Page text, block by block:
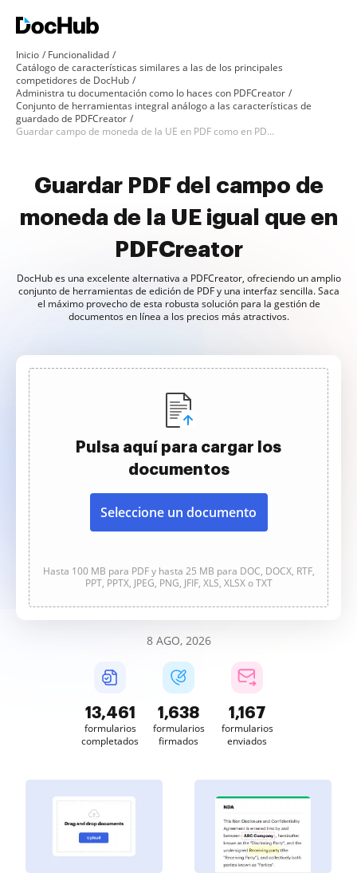
Inicio
Funcionalidad
Catálogo de características similares a las de los principales
competidores de DocHub
Administra tu documentación como lo haces con PDFCreator
Conjunto de herramientas integral análogo a las características de
guardado de PDFCreator
Guardar campo de moneda de la UE en PDF como en PDFCreator
Guardar PDF del campo de
moneda de la UE igual que en
PDFCreator
DocHub es una excelente alternativa a PDFCreator, ofreciendo un amplio
conjunto de herramientas de edición de PDF y una interfaz sencilla. Saca
el máximo provecho de esta robusta solución para la gestión de
documentos en línea a los precios más atractivos.
Pulsa aquí para cargar los
documentos
Seleccione un documento
Hasta 100 MB para PDF y hasta 25 MB para DOC, DOCX, RTF,
PPT, PPTX, JPEG, PNG, JFIF, XLS, XLSX o TXT
8 AGO, 2026
13,461
formularios
completados
1,638
formularios
firmados
1,167
formularios
enviados